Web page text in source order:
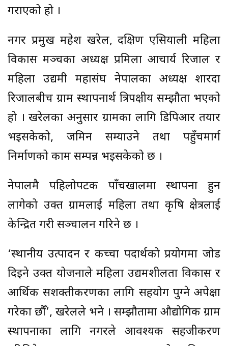
गराएको हो ।
नगर प्रमुख महेश खरेल, दक्षिण एसियाली महिला
विकास मञ्चका अध्यक्ष प्रमिला आचार्य रिजाल र
महिला उद्यमी महासंघ नेपालका अध्यक्ष शारदा
रिजालबीच ग्राम स्थापनार्थ त्रिपक्षीय सम्झौता भएको
हो । खरेलका अनुसार ग्रामका लागि डिपिआर तयार
भइसकेको, जमिन सम्याउने तथा पहुँचमार्ग
निर्माणको काम सम्पन्न भइसकेको छ ।
नेपालमै पहिलोपटक पाँचखालमा स्थापना हुन
लागेको उक्त ग्रामलाई महिला तथा कृषि क्षेत्रलाई
केन्द्रित गरी सञ्चालन गरिने छ ।
‘स्थानीय उत्पादन र कच्चा पदार्थको प्रयोगमा जोड
दिइने उक्त योजनाले महिला उद्यमशीलता विकास र
आर्थिक सशक्तीकरणका लागि सहयोग पुग्ने अपेक्षा
गरेका छौँ’, खरेलले भने । सम्झौतामा औद्योगिक ग्राम
स्थापनाका लागि नगरले आवश्यक सहजीकरण